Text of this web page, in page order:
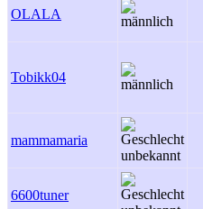
OLALA
Tobikk04
mammamaria
6600tuner